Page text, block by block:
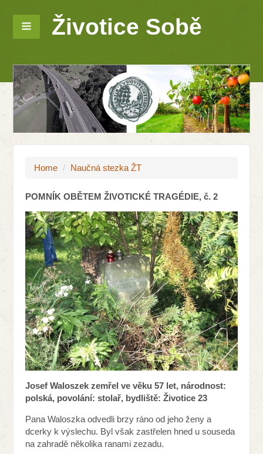
Životice Sobě
Home / Naučná stezka ŽT
POMNÍK OBĚTEM ŽIVOTICKÉ TRAGÉDIE, č. 2
Josef Waloszek zemřel ve věku 57 let, národnost:
polská, povolání: stolař, bydliště: Životice 23
Pana Waloszka odvedli brzy ráno od jeho ženy a
dcerky k výslechu. Byl však zastřelen hned u souseda
na zahradě několika ranami zezadu.